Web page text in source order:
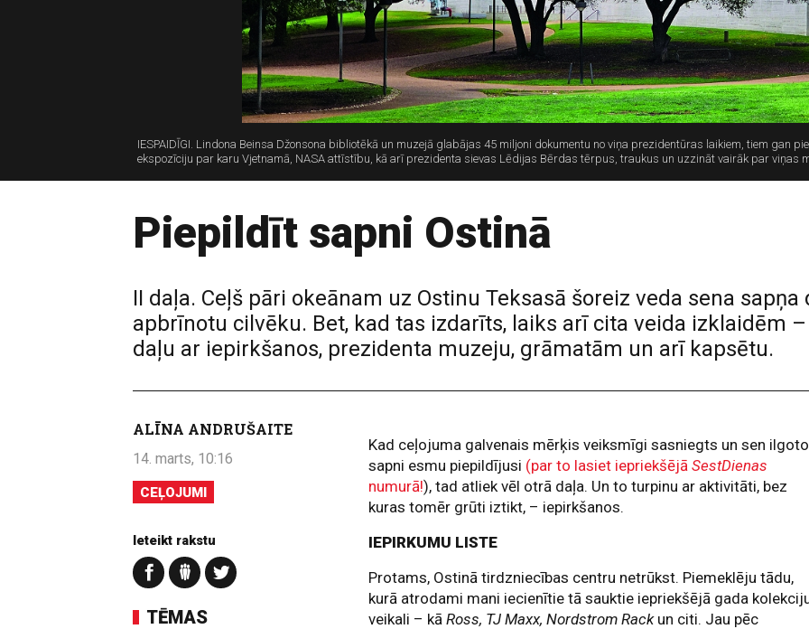
IESPAIDĪGI. Lindona Beinsa Džonsona bibliotēkā un muzejā glabājas 45 miljoni dokumentu no viņa prezidentūras laikiem, tiem gan
ekspozīciju par karu Vjetnamā, NASA attīstību, kā arī prezidenta sievas Lēdijas Bērdas tērpus, traukus un uzzināt vairāk par viņas
Piepildīt sapni Ostinā
II daļa. Ceļš pāri okeānam uz Ostinu Teksasā šoreiz veda sena
apbrīnotu cilvēku. Bet, kad tas izdarīts, laiks arī cita veida izklaidēm
daļu ar iepirkšanos, prezidenta muzeju, grāmatām un arī kapsētu.
ALĪNA ANDRUŠAITE
14. marts, 10:16
CEĻOJUMI
Ieteikt rakstu
TĒMAS
Kad ceļojuma galvenais mērķis veiksmīgi sasniegts un sen ilgoto
sapni esmu piepildījusi (par to lasiet iepriekšējāSestDienas
numurā!), tad atliek vēl otrā daļa. Un to turpinu ar aktivitāti, bez
kuras tomēr grūti iztikt, – iepirkšanos.
IEPIRKUMU LISTE
Protams, Ostinā tirdzniecības centru netrūkst. Piemeklēju tādu,
kurā atrodami mani iecienītie tā sauktie iepriekšējā gada
veikali – kāRoss, TJ Maxx, Nordstrom Rackun citi. Jau pēc